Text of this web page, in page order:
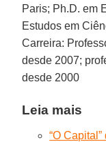
Paris; Ph.D. em
Estudos em
Carreira:
desde 2007;
desde 2000
Leia mais
“O